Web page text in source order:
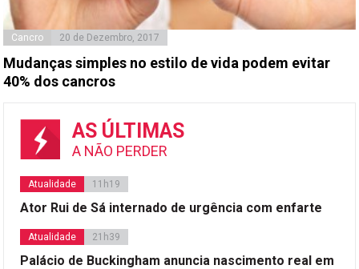
Cancro 20 de Dezembro, 2017
Mudanças simples no estilo de vida podem evitar
40% dos cancros
AS ÚLTIMAS
A NÃO PERDER
Atualidade 11h19
Ator Rui de Sá internado de urgência com enfarte
Atualidade 21h39
Palácio de Buckingham anuncia nascimento real em